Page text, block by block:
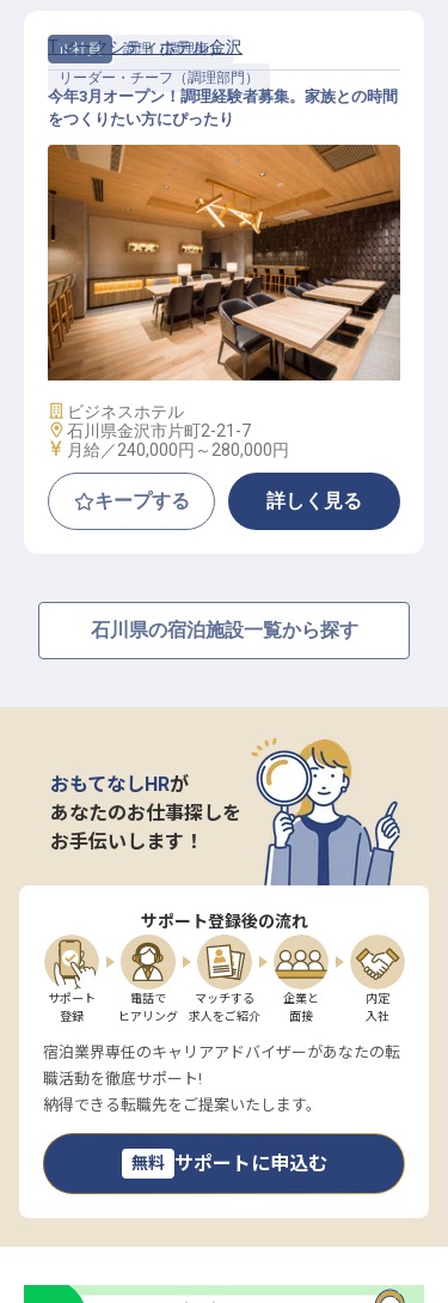
正社員
調理（調理師）
リーダー・チーフ（調理部門）
リーダー・チーフ（調理部門） / 正
社員
Tマークシティホテル金沢
今年3月オープン！調理経験者募集。家族との時間
をつくりたい方にぴったり
施設業態
ビジネスホテル
勤務地
石川県金沢市片町2-21-7
給与
月給／240,000円～ 280,000円
キープする 詳しく見る
石川県の宿泊施設一覧から探す
おもてなしHRが
あなたのお仕事探しを
お手伝いします！
サポート登録後の流れ
サポート
登録
電話で
ヒアリング
マッチする
求人をご紹介
企業と
面接
内定
入社
宿泊業界専任のキャリアアドバイザーがあなたの転
職活動を徹底サポート!
納得できる転職先をご提案いたします。
無料 サポートに申込む